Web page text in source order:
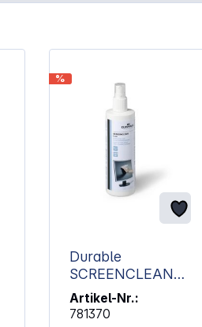
%
Durable
SCREENCLEAN
FLUID 250ml
Bildschirmreinigungs
Artikel-Nr.:
781370